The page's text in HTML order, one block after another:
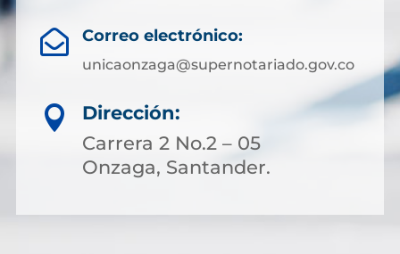
 Correo electrónico:
unicaonzaga@supernotariado.gov.co

Dirección:
Carrera 2 No.2 – 05
Onzaga, Santander.